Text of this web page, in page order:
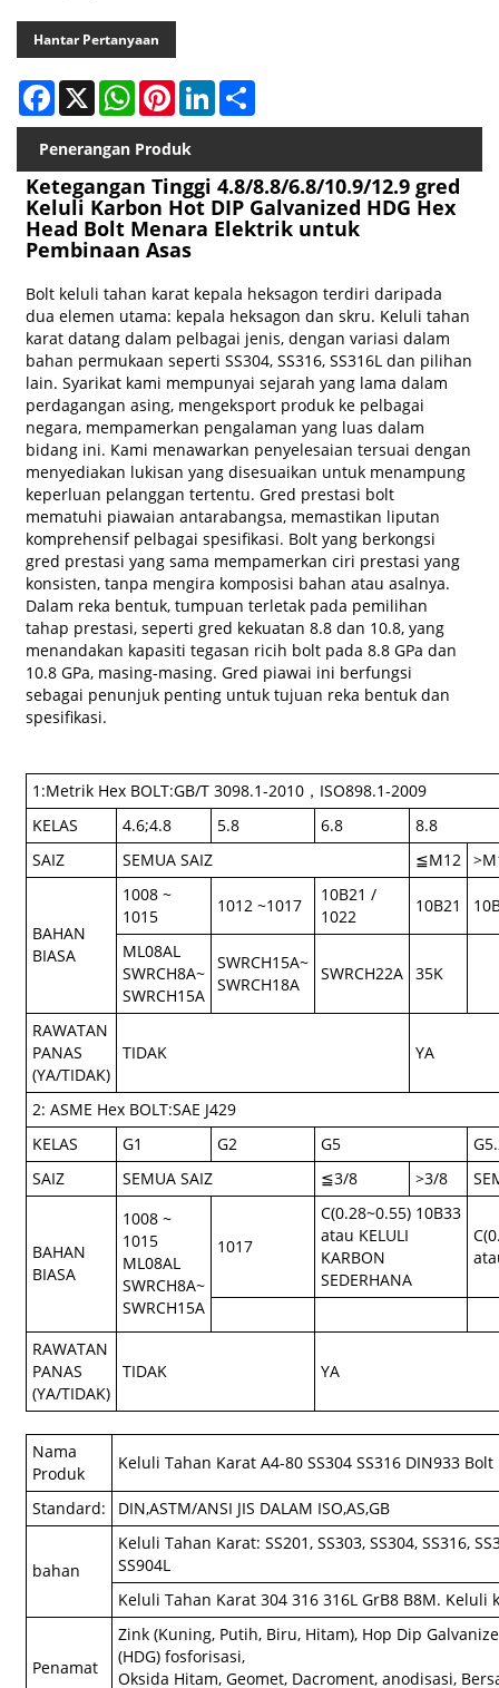
Hantar Pertanyaan
Facebook
X WhatsAppPinterestLinkedIn
Penerangan Produk
Ketegangan Tinggi 4.8/8.8/6.8/10.9/12.9 gred
Keluli Karbon Hot DIP Galvanized HDG Hex
Head Bolt Menara Elektrik untuk
Pembinaan Asas
Bolt keluli tahan karat kepala heksagon terdiri daripada
dua elemen utama: kepala heksagon dan skru. Keluli tahan
karat datang dalam pelbagai jenis, dengan variasi dalam
bahan permukaan seperti SS304, SS316, SS316L dan pilihan
lain. Syarikat kami mempunyai sejarah yang lama dalam
perdagangan asing, mengeksport produk ke pelbagai
negara, mempamerkan pengalaman yang luas dalam
bidang ini. Kami menawarkan penyelesaian tersuai dengan
menyediakan lukisan yang disesuaikan untuk menampung
keperluan pelanggan tertentu. Gred prestasi bolt
mematuhi piawaian antarabangsa, memastikan liputan
komprehensif pelbagai spesifikasi. Bolt yang berkongsi
gred prestasi yang sama mempamerkan ciri prestasi yang
konsisten, tanpa mengira komposisi bahan atau asalnya.
Dalam reka bentuk, tumpuan terletak pada pemilihan
tahap prestasi, seperti gred kekuatan 8.8 dan 10.8, yang
menandakan kapasiti tegasan ricih bolt pada 8.8 GPa dan
10.8 GPa, masing-masing. Gred piawai ini berfungsi
sebagai penunjuk penting untuk tujuan reka bentuk dan
spesifikasi.
1:Metrik Hex BOLT:GB/T 3098.1-2010，ISO898.1-2009
KELAS
4.6;4.8 5.8 6.8
8.8
SAIZ
SEMUA SAIZ ≦M12
BAHAN
BIASA
1008 ~
1015
1012 ~1017
10B21 /
1022
10B21
ML08AL
SWRCH8A~
SWRCH15A
SWRCH15A~
SWRCH18A
SWRCH22A 35K
RAWATAN
PANAS
(YA/TIDAK)
TIDAK YA
2: ASME Hex BOLT:SAE J429
KELAS
G1 G2 G5
SAIZ
SEMUA SAIZ ≦3/8 >3/8
BAHAN
BIASA
1008 ~
1015
ML08AL
SWRCH8A~
SWRCH15A
1017
C(0.28~0.55) 10B33
atau KELULI
KARBON
SEDERHANA
RAWATAN
PANAS
(YA/TIDAK)
TIDAK YA
Nama
Produk
Keluli Tahan Karat A4-80 SS304 SS316 DIN933 Bolt
Standard: DIN,ASTM/ANSI JIS DALAM ISO,AS,GB
bahan
Keluli Tahan Karat: SS201, SS303, SS304, SS316,
SS904L
Keluli Tahan Karat 304 316 316L GrB8 B8M. Keluli
Penamat
Zink (Kuning, Putih, Biru, Hitam), Hop Dip
(HDG) fosforisasi,
Oksida Hitam, Geomet, Dacroment, anodisasi,